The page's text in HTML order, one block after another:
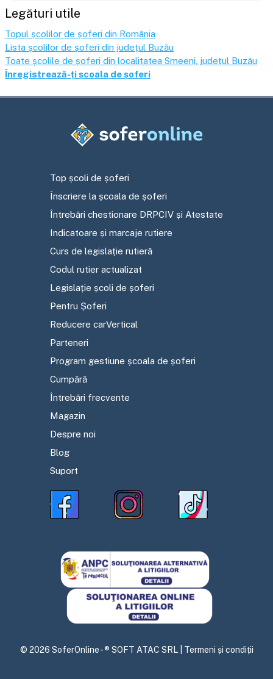
Legături utile
Topul școlilor de șoferi din România
Lista școlilor de șoferi din județul Buzău
Toate școlile de șoferi din localitatea Smeeni , județul Buzău
Înregistrează-ți școala de șoferi
Top școli de șoferi
Înscriere la școala de șoferi
Întrebări chestionare DRPCIV și Atestate
Indicatoare și marcaje rutiere
Curs de legislație rutieră
Codul rutier actualizat
Legislație școli de șoferi
Pentru Șoferi
Reducere carVertical
Parteneri
Program gestiune școala de șoferi
Cumpără
Întrebări frecvente
Magazin
Despre noi
Blog
Suport
© 2026 SoferOnline - ® SOFT ATAC SRL | Termeni și condiții